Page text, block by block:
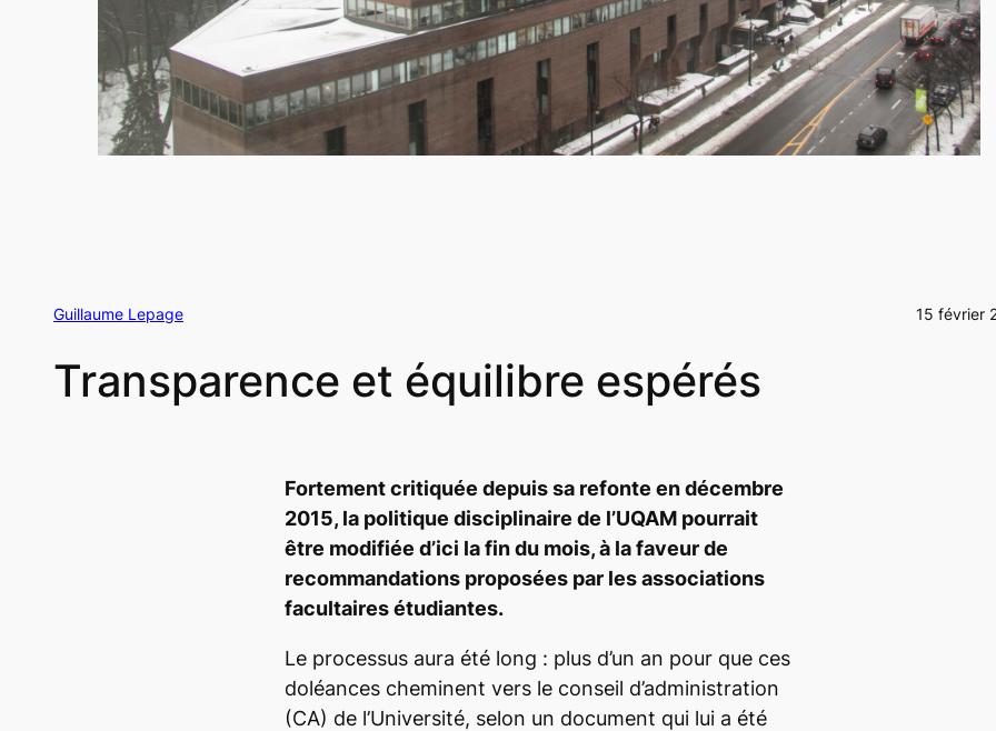
Guillaume Lepage 15 février
Transparence et équilibre espérés
Fortement critiquée depuis sa refonte en décembre
2015, la politique disciplinaire de l’UQAM pourrait
être modifiée d’ici la fin du mois, à la faveur de
recommandations proposées par les associations
facultaires étudiantes.
Le processus aura été long : plus d’un an pour que ces
doléances cheminent vers le conseil d’administration
(CA) de l’Université, selon un document qui lui a été